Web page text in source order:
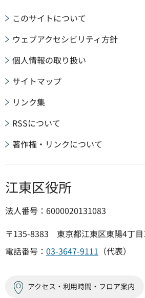
このサイトについて
ウェブアクセシビリティ方針
個人情報の取り扱い
サイトマップ
リンク集
RSSについて
著作権・リンクについて
江東区役所
法人番号：6000020131083
〒135-8383 東京都江東区東陽4丁
電話番号： 03-3647-9111 （代表）
アクセス・利用時間・フロア案内